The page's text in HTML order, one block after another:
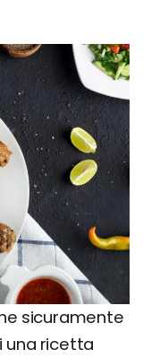
sicuramente
una ricetta